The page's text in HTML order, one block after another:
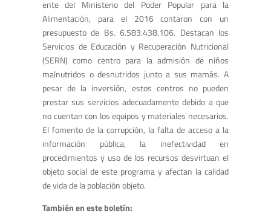
ente del Ministerio del Poder Popular para la
Alimentación, para el 2016 contaron con un
presupuesto de Bs. 6.583.438.106. Destacan los
Servicios de Educación y Recuperación Nutricional
(SERN) como centro para la admisión de niños
malnutridos o desnutridos junto a sus mamás. A
pesar de la inversión, estos centros no pueden
prestar sus servicios adecuadamente debido a que
no cuentan con los equipos y materiales necesarios.
El fomento de la corrupción, la falta de acceso a la
información pública, la inefectividad en
procedimientos y uso de los recursos desvirtuan el
objeto social de este programa y afectan la calidad
de vida de la población objeto.
También en este boletín: